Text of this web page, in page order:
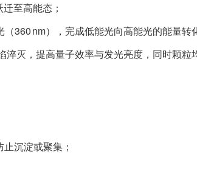
至高能态；
360 nm），完成低能光向高能光的能量转
灭，提高量子效率与发光亮度，同时颗粒
沉淀或聚集；